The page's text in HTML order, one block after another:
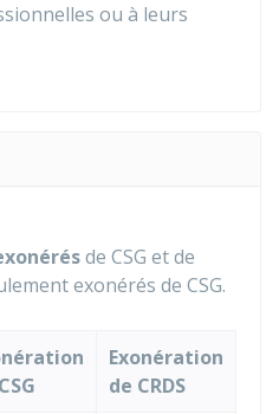
ou à leurs
de CSG et de
exonérés de CSG.
Exonération
de CRDS